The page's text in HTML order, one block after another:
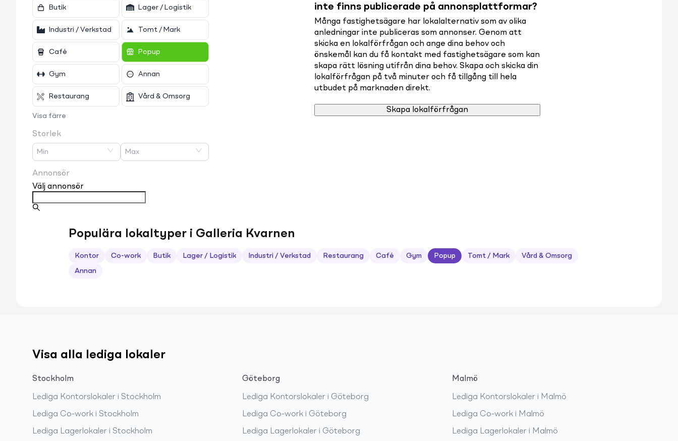
Butik Lager / Logistik
Industri / Verkstad Tomt / Mark
Café Popup
Gym Annan
Restaurang Vård & Omsorg
Visa färre
Storlek
Min Max
Annonsör
Välj annonsör
inte finns publicerade på annonsplattformar?
Många fastighetsägare har lokalalternativ som av olika
anledningar inte publiceras som annonser. Genom att
skicka en lokalförfrågan och ange dina behov och
önskemål kan du få kontakt med fastighetsägare som kan
skapa rätt lösning utifrån dina behov. Skapa och skicka din
lokalförfrågan på två minuter och få tillgång till hela
utbudet på marknaden direkt.
Skapa lokalförfrågan
Populära lokaltyper i Galleria Kvarnen
Kontor Co-work Butik Lager / Logistik Industri / Verkstad Restaurang Café Gym Popup Tomt / Mark Vård & Omsorg
Annan
Visa alla lediga lokaler
Stockholm
Lediga Kontorslokaler i Stockholm
Lediga Co-work i Stockholm
Lediga Lagerlokaler i Stockholm
Göteborg
Lediga Kontorslokaler i Göteborg
Lediga Co-work i Göteborg
Lediga Lagerlokaler i Göteborg
Malmö
Lediga Kontorslokaler i Malmö
Lediga Co-work i Malmö
Lediga Lagerlokaler i Malmö